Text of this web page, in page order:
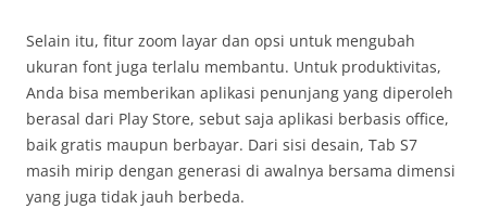
Selain itu, fitur zoom layar dan opsi untuk mengubah
ukuran font juga terlalu membantu. Untuk produktivitas,
Anda bisa memberikan aplikasi penunjang yang diperoleh
berasal dari Play Store, sebut saja aplikasi berbasis office,
baik gratis maupun berbayar. Dari sisi desain, Tab S7
masih mirip dengan generasi di awalnya bersama dimensi
yang juga tidak jauh berbeda.